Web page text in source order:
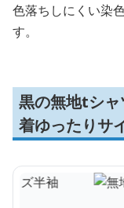
色落ちしにくい染
す。
黒の無地tシャ
着ゆったりサ